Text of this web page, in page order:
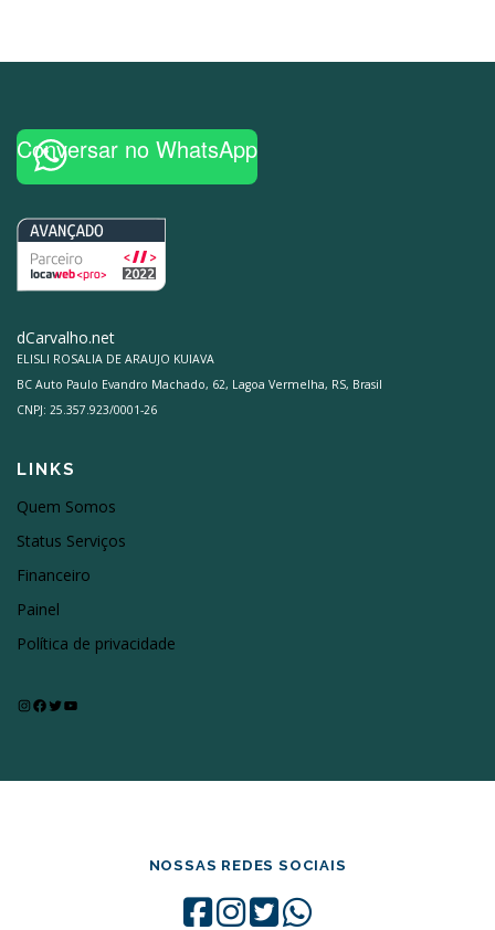
Conversar no WhatsApp
dCarvalho.net
ELISLI ROSALIA DE ARAUJO KUIAVA
BC Auto Paulo Evandro Machado, 62, Lagoa Vermelha, RS, Brasil
CNPJ: 25.357.923/0001-26
LINKS
Quem Somos
Status Serviços
Financeiro
Painel
Política de privacidade
InstagramFacebook Twitter Youtube
NOSSAS REDES SOCIAIS